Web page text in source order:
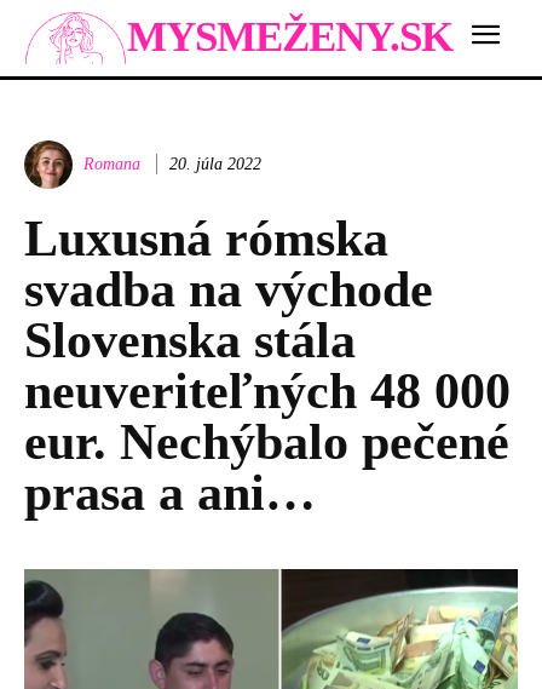
MYSMEŽENY.SK
Romana 20. júla 2022
Luxusná rómska
svadba na východe
Slovenska stála
neuveriteľných 48 000
eur. Nechýbalo pečené
prasa a ani…